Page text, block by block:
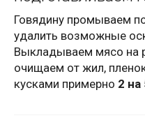
Говядину промываем
удалить возможные
Выкладываем мясо на
очищаем от жил,
кусками примерно 2